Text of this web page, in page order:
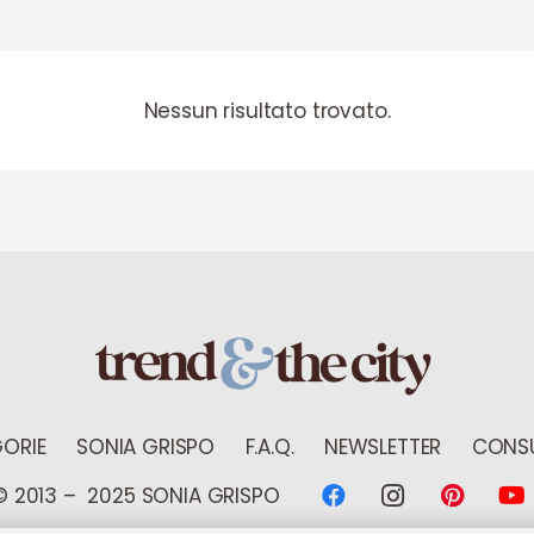
Nessun risultato trovato.
SONIA GRISPO F.A.Q. NEWSLETTER
2013 – 2025 SONIA GRISPO